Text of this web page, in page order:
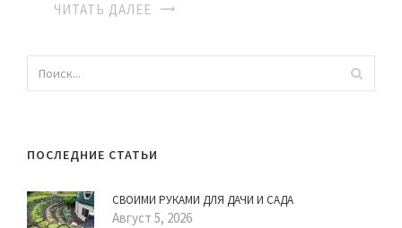
ЧИТАТЬ ДАЛЕЕ
ПОСЛЕДНИЕ СТАТЬИ
СВОИМИ РУКАМИ ДЛЯ ДАЧИ И САДА
Август 5, 2026